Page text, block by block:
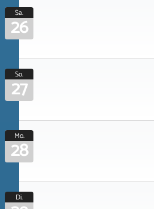
Sa.
26
So.
27
Mo.
28
Di.